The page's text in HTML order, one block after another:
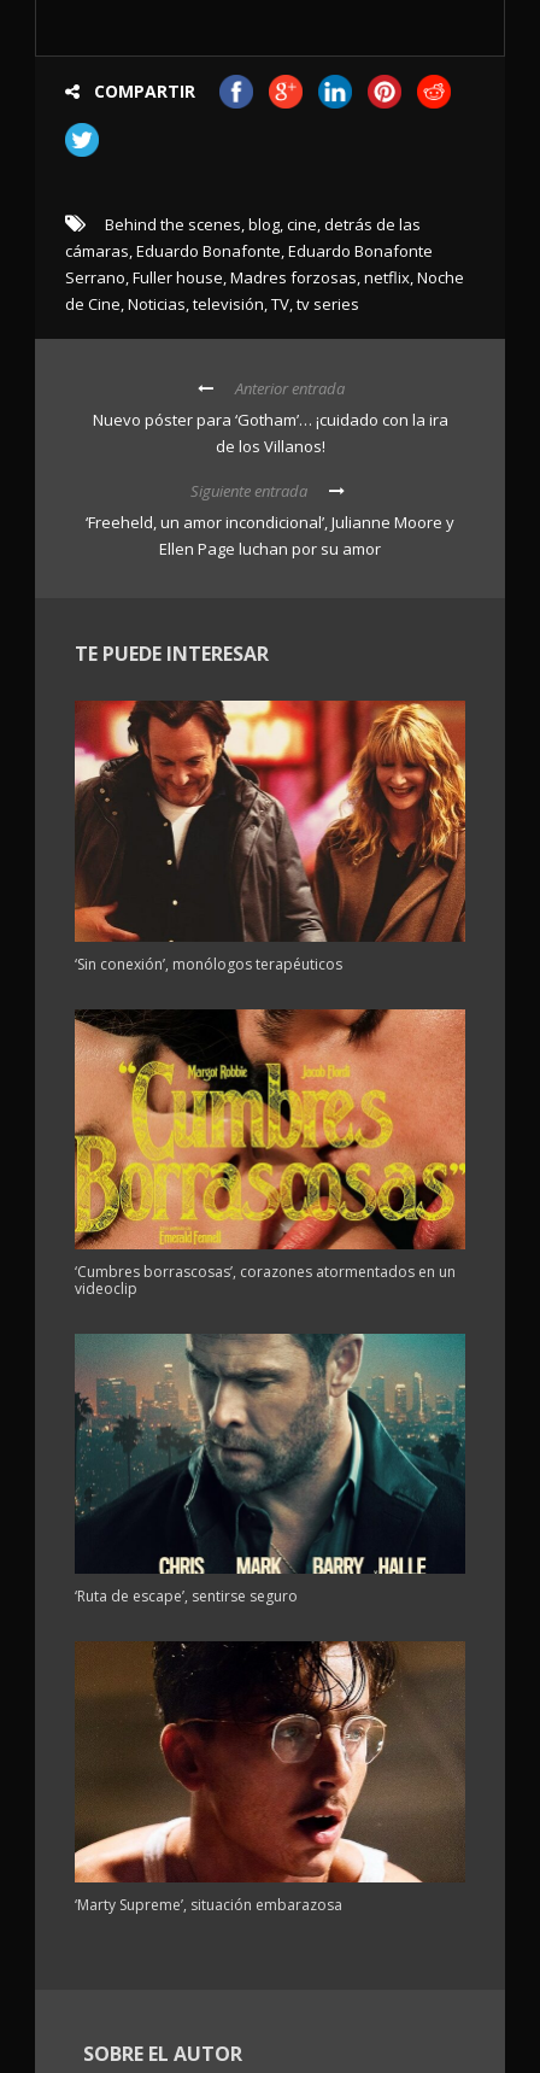
COMPARTIR
Behind the scenes,blog,cine,detrás de las
cámaras,Eduardo Bonafonte,Eduardo Bonafonte
Serrano,Fuller house,Madres forzosas,netflix,Noche
de Cine,Noticias,televisión,TV,tv series
Anterior entrada
Nuevo póster para ‘Gotham’… ¡cuidado con la ira
de los Villanos!
Siguiente entrada
‘Freeheld, un amor incondicional’, Julianne Moore y
Ellen Page luchan por su amor
TE PUEDE INTERESAR
‘Sin conexión’, monólogos terapéuticos
‘Cumbres borrascosas’, corazones atormentados en un
videoclip
‘Ruta de escape’, sentirse seguro
‘Marty Supreme’, situación embarazosa
SOBRE EL AUTOR